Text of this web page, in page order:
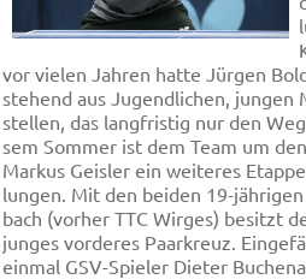
vor vie­len Jah­ren hat­te Jür­gen
ste­hend aus Ju­gend­li­chen, jun­gen
stel­len, das lang­fri­stig nur den
sem Som­mer ist dem Te­am um
Mar­kus Geis­ler ein wei­te­res
lun­gen. Mit den bei­den 19-
bach (vor­her TTC Wir­ges) be­sitzt
jun­ges vor­de­res Paar­kreuz.
ein­mal GSV-Spie­ler Die­ter